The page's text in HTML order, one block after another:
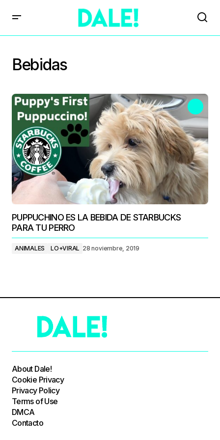
Bebidas
PUPPUCHINO ES LA BEBIDA DE STARBUCKS
PARA TU PERRO
ANIMALES LO+VIRAL 28 noviembre, 2019
About Dale!
Cookie Privacy
Privacy Policy
Terms of Use
DMCA
Contacto